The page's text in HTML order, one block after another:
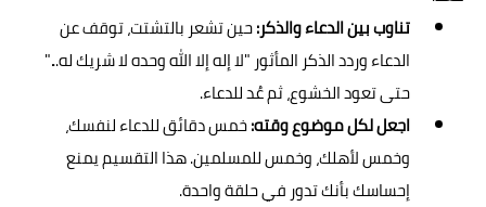
تناوب بين الدعاء والذكر:حين تشعر بالتشتت، توقف عن
الدعاء وردد الذكر المأثور "لا إله إلا الله وحده لا شريك له..."
حتى تعود الخشوع، ثم عُد للدعاء.
اجعل لكل موضوع وقته:خمس دقائق للدعاء لنفسك،
وخمس لأهلك، وخمس للمسلمين. هذا التقسيم يمنع
إحساسك بأنك تدور في حلقة واحدة.